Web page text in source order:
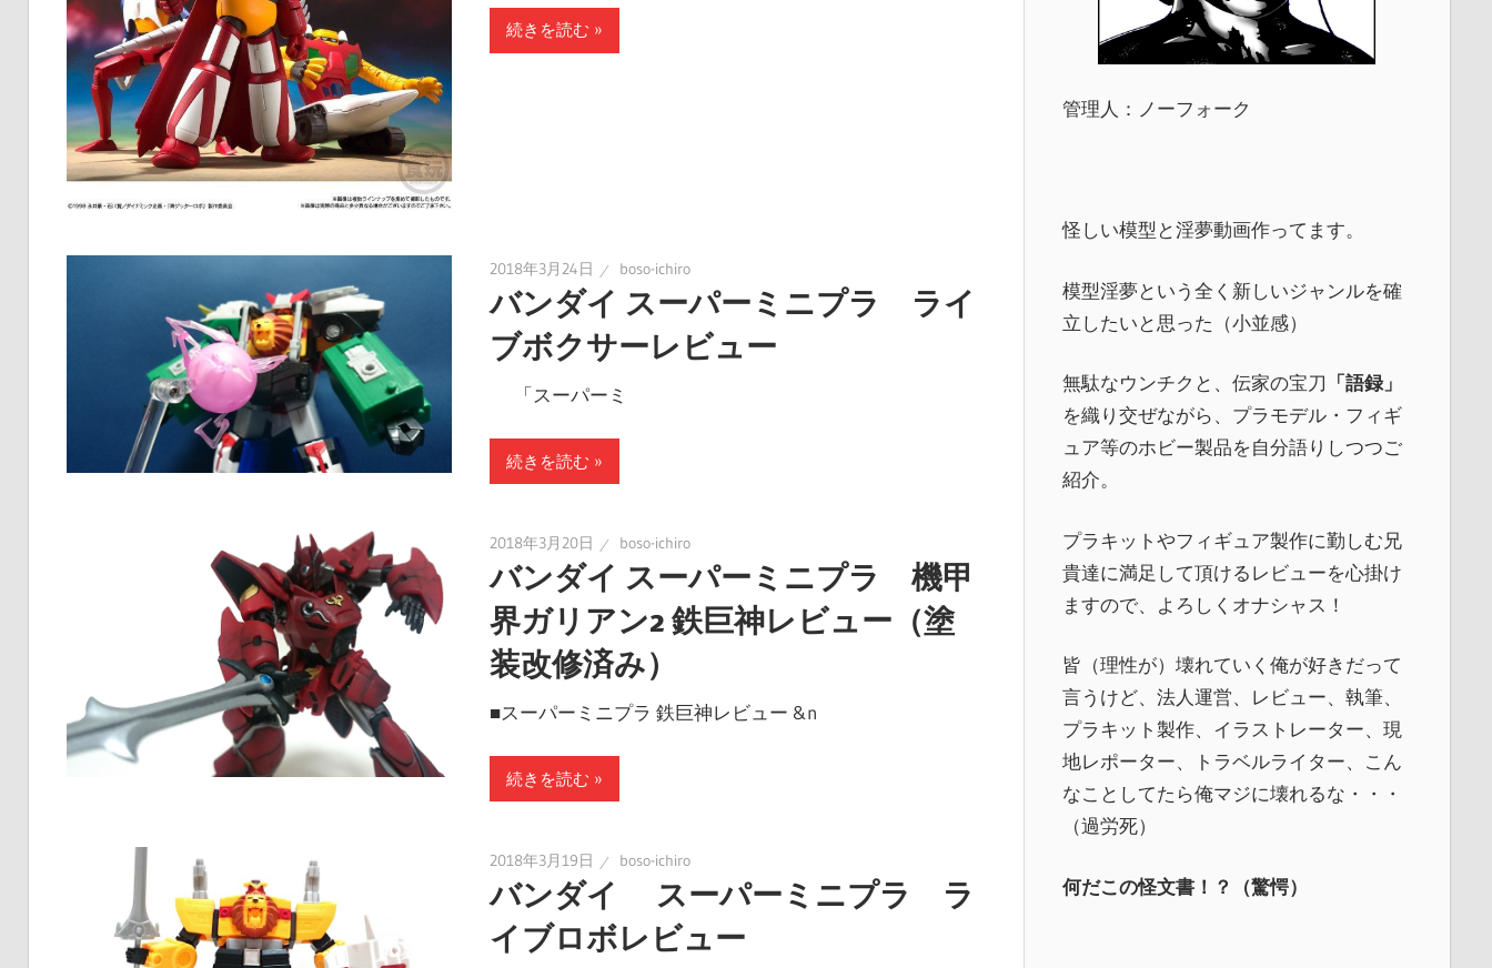
レ
ビ
ュ
ー
を
行
っ
続きを読む
2018年3月24日 boso-ichiro
バンダイ スーパーミニプラ ライ
ブボクサーレビュー
「スーパーミ
続きを読む
2018年3月20日 boso-ichiro
バンダイ スーパーミニプラ 機甲
界ガリアン2 鉄巨神レビュー（塗
装改修済み）
■スーパーミニプラ 鉄巨神レビュー &n
続きを読む
2018年3月19日 boso-ichiro
バンダイ スーパーミニプラ ラ
イブロボレビュー
管理人：ノーフォーク
怪しい模型と淫夢動画作ってます。
模型淫夢という全く新しいジャンルを確
立したいと思った（小並感）
無駄なウンチクと、伝家の宝刀 「語録」
を織り交ぜながら、プラモデル・フィギ
ュア等のホビー製品を自分語りしつつご
紹介。
プラキットやフィギュア製作に勤しむ兄
貴達に満足して頂けるレビューを心掛け
ますので、よろしくオナシャス！
皆（理性が）壊れていく俺が好きだって
言うけど、法人運営、レビュー、執筆、
プラキット製作、イラストレーター、現
地レポーター、トラベルライター、こん
なことしてたら俺マジに壊れるな・・・
（過労死）
何だこの怪文書！？（驚愕）